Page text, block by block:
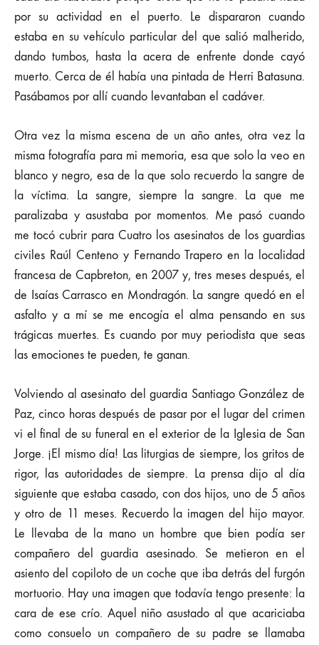
por su actividad en el puerto. Le dispararon cuando
estaba en su vehículo particular del que salió malherido,
dando tumbos, hasta la acera de enfrente donde cayó
muerto. Cerca de él había una pintada de Herri Batasuna.
Pasábamos por allí cuando levantaban el cadáver.
Otra vez la misma escena de un año antes, otra vez la
misma fotografía para mi memoria, esa que solo la veo en
blanco y negro, esa de la que solo recuerdo la sangre de
la víctima. La sangre, siempre la sangre. La que me
paralizaba y asustaba por momentos. Me pasó cuando
me tocó cubrir para Cuatro los asesinatos de los guardias
civiles Raúl Centeno y Fernando Trapero en la localidad
francesa de Capbreton, en 2007 y, tres meses después, el
de Isaías Carrasco en Mondragón. La sangre quedó en el
asfalto y a mí se me encogía el alma pensando en sus
trágicas muertes. Es cuando por muy periodista que seas
las emociones te pueden, te ganan.
Volviendo al asesinato del guardia Santiago González de
Paz, cinco horas después de pasar por el lugar del crimen
vi el final de su funeral en el exterior de la Iglesia de San
Jorge. ¡El mismo día! Las liturgias de siempre, los gritos de
rigor, las autoridades de siempre. La prensa dijo al día
siguiente que estaba casado, con dos hijos, uno de 5 años
y otro de 11 meses. Recuerdo la imagen del hijo mayor.
Le llevaba de la mano un hombre que bien podía ser
compañero del guardia asesinado. Se metieron en el
asiento del copiloto de un coche que iba detrás del furgón
mortuorio. Hay una imagen que todavía tengo presente: la
cara de ese crío. Aquel niño asustado al que acariciaba
como consuelo un compañero de su padre se llamaba